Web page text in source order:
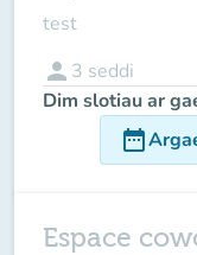
test
person 3 seddi
Dim slotiau ar
date_range
Espace